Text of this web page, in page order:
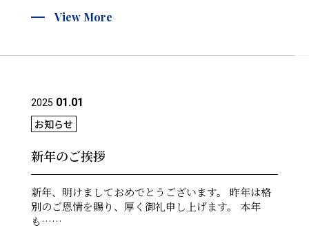
View More
2025 01.01
お知らせ
新年のご挨拶
新年、明けましておめでとうございます。 昨年は格
別のご恩情を賜り、厚く御礼申し上げます。 本年
も……